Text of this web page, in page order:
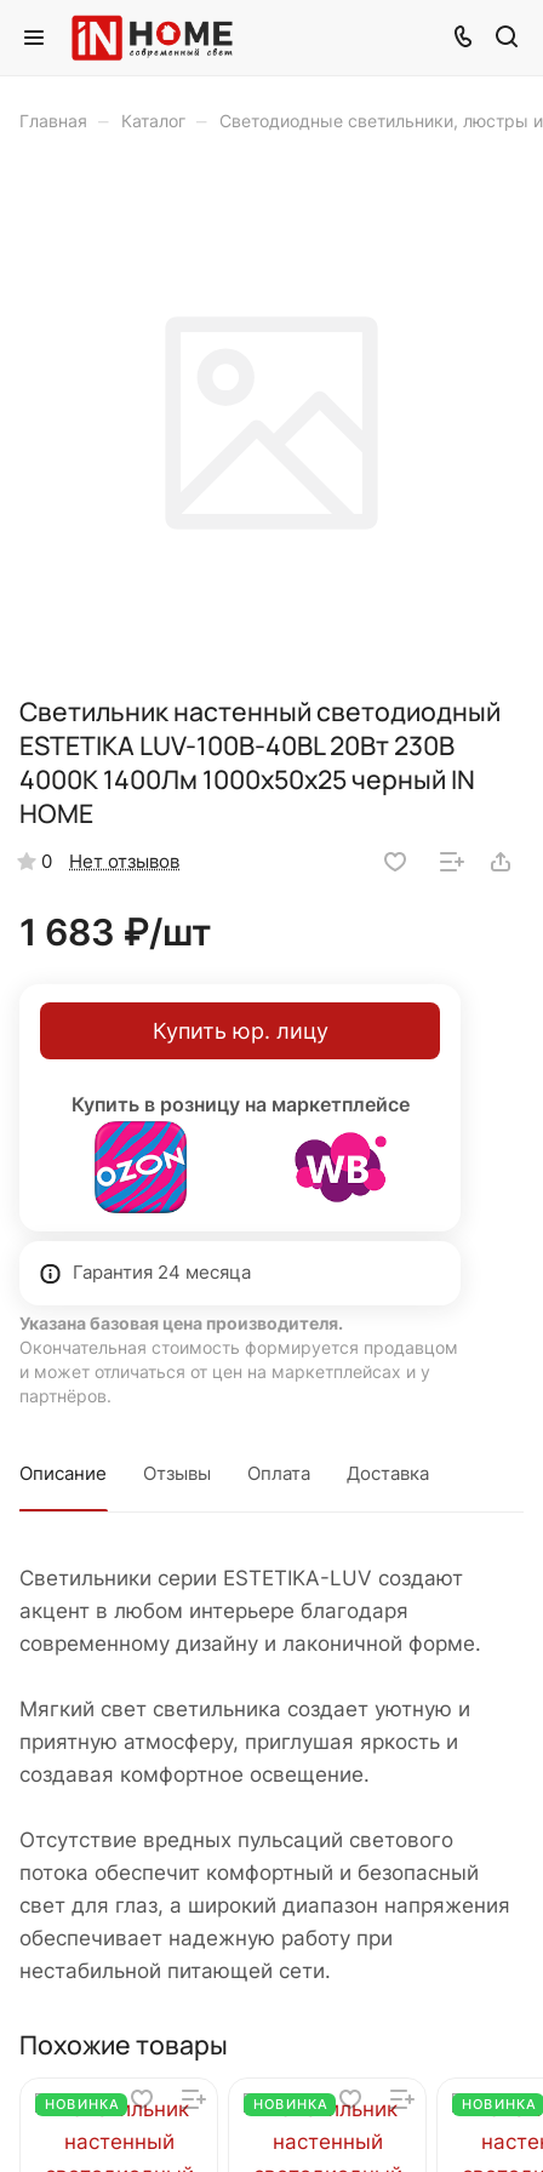
Главная – Каталог – Светодиодные светильники, люстры
Светильник настенный светодиодный
ESTETIKA LUV-100B-40BL 20Вт 230В
4000K 1400Лм 1000х50x25 черный IN
HOME
0 Нет отзывов
1 683 ₽/шт
Купить юр. лицу
Купить в розницу на маркетплейсе
Гарантия 24 месяца
Указана базовая цена производителя.
Окончательная стоимость формируется продавцом
и может отличаться от цен на маркетплейсах и у
партнёров.
Описание Отзывы Оплата Доставка
Светильники серии ESTETIKA-LUV создают
акцент в любом интерьере благодаря
современному дизайну и лаконичной форме.
Мягкий свет светильника создает уютную и
приятную атмосферу, приглушая яркость и
создавая комфортное освещение.
Отсутствие вредных пульсаций светового
потока обеспечит комфортный и безопасный
свет для глаз, а широкий диапазон напряжения
обеспечивает надежную работу при
нестабильной питающей сети.
Похожие товары
НОВИНКА НОВИНКА НОВИНКА